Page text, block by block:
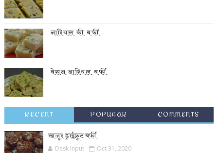
नारियल की बर्फी
बेसन नारियल बर्फी
RECENT POPULAR COMMENTS
खजूर ड्राईफ्रूट बर्फी
Desk Input Oct 31, 2020